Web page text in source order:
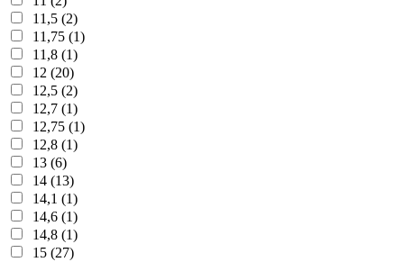
11,5 (2)
11,75 (1)
11,8 (1)
12 (20)
12,5 (2)
12,7 (1)
12,75 (1)
12,8 (1)
13 (6)
14 (13)
14,1 (1)
14,6 (1)
14,8 (1)
15 (27)